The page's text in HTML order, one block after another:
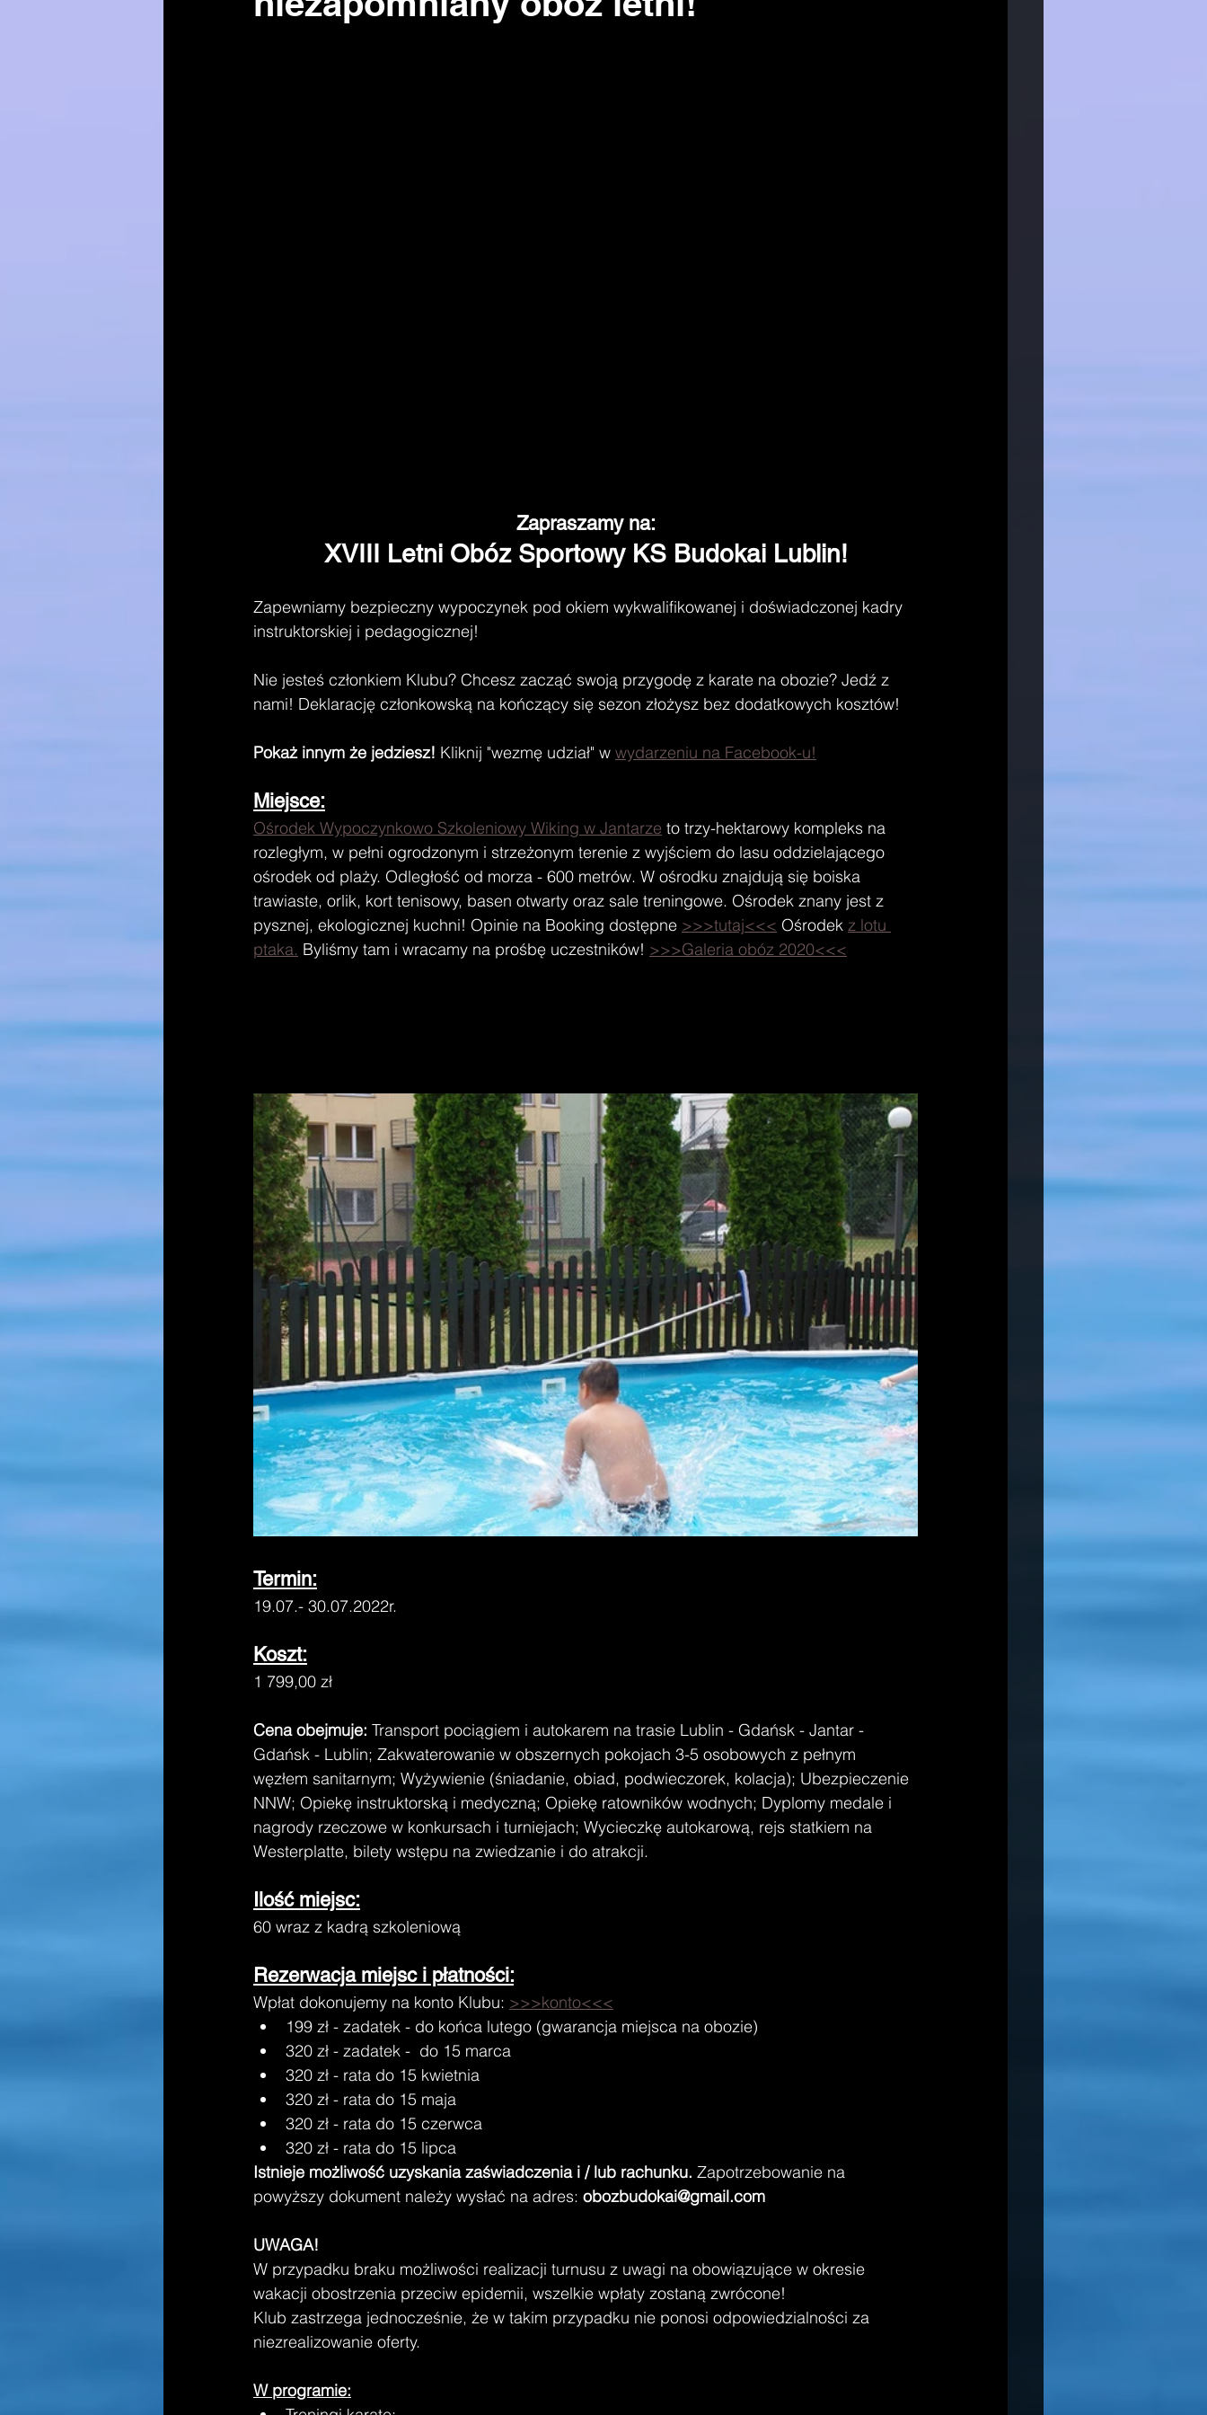
Zapraszamy na:
XVIII Letni Obóz Sportowy KS Budokai Lublin!
Zapewniamy bezpieczny wypoczynek pod okiem wykwalifikowanej i doświadczonej kadry
instruktorskiej i pedagogicznej!
Nie jesteś członkiem Klubu? Chcesz zacząć swoją przygodę z karate na obozie? Jedź z
nami! Deklarację członkowską na kończący się sezon złożysz bez dodatkowych kosztów!
Pokaż innym że jedziesz! Kliknij "wezmę udział" w wydarzeniu na Facebook-u!
Miejsce:
Ośrodek Wypoczynkowo Szkoleniowy Wiking w Jantarze to trzy-hektarowy kompleks na
rozległym, w pełni ogrodzonym i strzeżonym terenie z wyjściem do lasu oddzielającego
ośrodek od plaży. Odległość od morza - 600 metrów. W ośrodku znajdują się boiska
trawiaste, orlik, kort tenisowy, basen otwarty oraz sale treningowe. Ośrodek znany jest z
pysznej, ekologicznej kuchni! Opinie na Booking dostępne >>>tutaj<<< Ośrodek z lotu
ptaka. Byliśmy tam i wracamy na prośbę uczestników! >>>Galeria obóz 2020<<<
Termin:
19.07.- 30.07.2022r.
Koszt:
1 799,00 zł
Cena obejmuje: Transport pociągiem i autokarem na trasie Lublin - Gdańsk - Jantar -
Gdańsk - Lublin; Zakwaterowanie w obszernych pokojach 3-5 osobowych z pełnym
węzłem sanitarnym; Wyżywienie (śniadanie, obiad, podwieczorek, kolacja); Ubezpieczenie
NNW; Opiekę instruktorską i medyczną; Opiekę ratowników wodnych; Dyplomy medale i
nagrody rzeczowe w konkursach i turniejach; Wycieczkę autokarową, rejs statkiem na
Westerplatte, bilety wstępu na zwiedzanie i do atrakcji.
Ilość miejsc:
60 wraz z kadrą szkoleniową
Rezerwacja miejsc i płatności:
Wpłat dokonujemy na konto Klubu: >>>konto<<<
199 zł - zadatek - do końca lutego (gwarancja miejsca na obozie)
320 zł - zadatek -  do 15 marca
320 zł - rata do 15 kwietnia
320 zł - rata do 15 maja
320 zł - rata do 15 czerwca
320 zł - rata do 15 lipca
Istnieje możliwość uzyskania zaświadczenia i / lub rachunku. Zapotrzebowanie na
powyższy dokument należy wysłać na adres: obozbudokai@gmail.com
UWAGA!
W przypadku braku możliwości realizacji turnusu z uwagi na obowiązujące w okresie
wakacji obostrzenia przeciw epidemii, wszelkie wpłaty zostaną zwrócone!
Klub zastrzega jednocześnie, że w takim przypadku nie ponosi odpowiedzialności za
niezrealizowanie oferty.
W programie: